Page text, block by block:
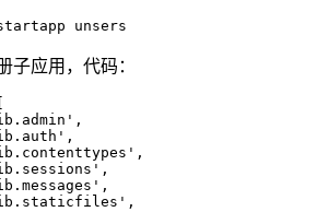
unsers
子应用，代码：
,
,
,
,
,
,